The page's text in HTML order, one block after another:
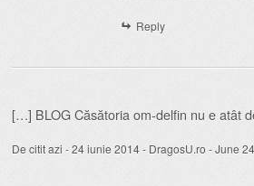
Reply
[…] BLOG Căsătoria om-delfin nu e atât
De citit azi - 24 iunie 2014 - DragosU.ro -June